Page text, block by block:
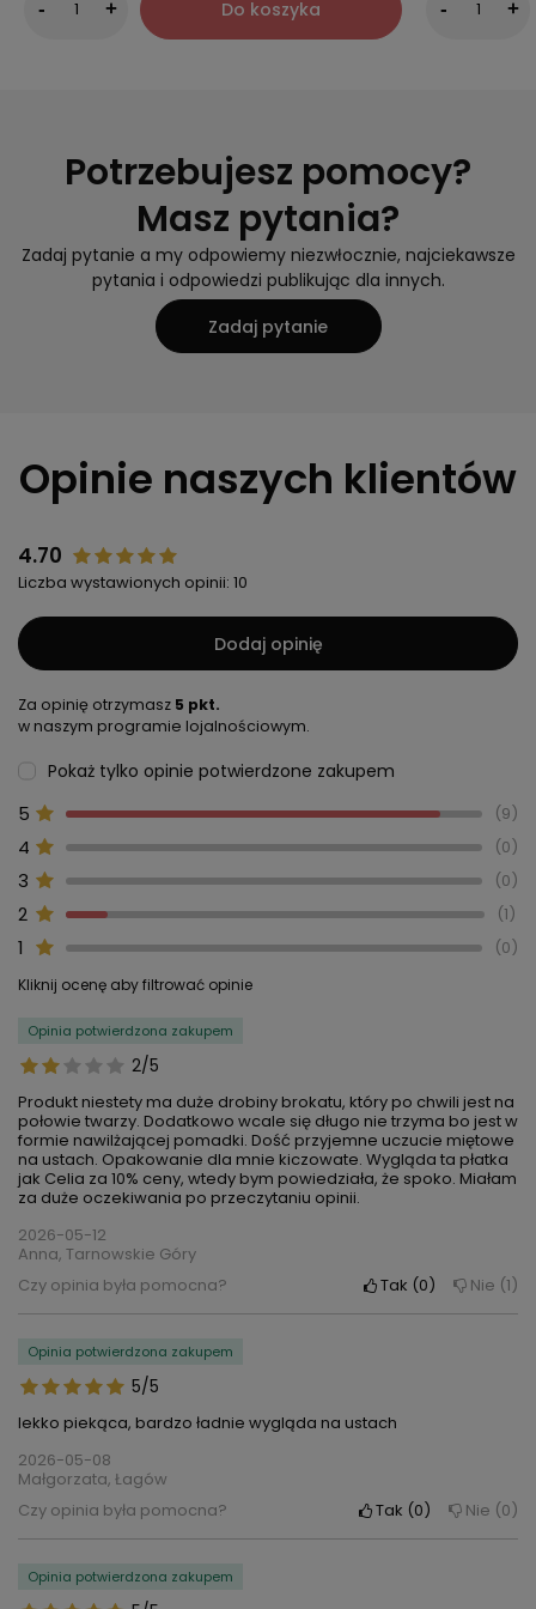
- + Do koszyka - +
Potrzebujesz pomocy?
Masz pytania?
Zadaj pytanie a my odpowiemy niezwłocznie, najciekawsze
pytania i odpowiedzi publikując dla innych.
Zadaj pytanie
Opinie naszych klientów
4.70
Liczba wystawionych opinii: 10
Dodaj opinię
Za opinię otrzymasz 5 pkt.
w naszym programie lojalnościowym.
Pokaż tylko opinie potwierdzone zakupem
5 9
4 0
3 0
2 1
1 0
Kliknij ocenę aby filtrować opinie
2/5
Opinia potwierdzona zakupem
Produkt niestety ma duże drobiny brokatu, który po chwili jest na
połowie twarzy. Dodatkowo wcale się długo nie trzyma bo jest w
formie nawilżającej pomadki. Dość przyjemne uczucie miętowe
na ustach. Opakowanie dla mnie kiczowate. Wygląda ta płatka
jak Celia za 10% ceny, wtedy bym powiedziała, że spoko. Miałam
za duże oczekiwania po przeczytaniu opinii.
2026-05-12
Anna, Tarnowskie Góry
Czy opinia była pomocna?
Tak 0 Nie 1
5/5
Opinia potwierdzona zakupem
lekko piekąca, bardzo ładnie wygląda na ustach
2026-05-08
Małgorzata, Łagów
Czy opinia była pomocna?
Tak 0 Nie 0
Opinia potwierdzona zakupem